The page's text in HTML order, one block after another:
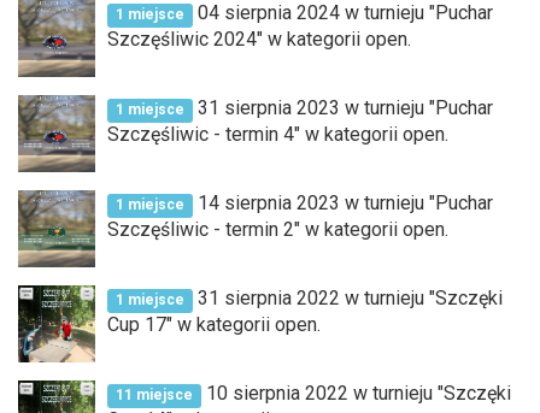
1 miejsce
04 sierpnia 2024 w turnieju "Puchar
Szczęśliwic 2024" w kategorii open.
1 miejsce
31 sierpnia 2023 w turnieju "Puchar
Szczęśliwic - termin 4" w kategorii open.
1 miejsce
14 sierpnia 2023 w turnieju "Puchar
Szczęśliwic - termin 2" w kategorii open.
1 miejsce
31 sierpnia 2022 w turnieju "Szczęki
Cup 17" w kategorii open.
11 miejsce
10 sierpnia 2022 w turnieju "Szczęki